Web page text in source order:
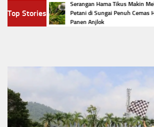
Top Stories
Serangan Hama Tikus Makin Meluas,
Petani di Sungai Penuh Cemas Hasil
Panen Anjlok